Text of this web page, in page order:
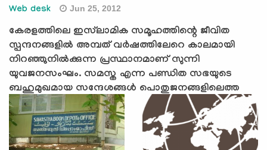
Web desk Jun 25, 2012
കേരളത്തിലെ ഇസ്‌ലാമിക സമൂഹത്തിന്റെ ജീവിത
സ്പന്ദനങ്ങളില്‍ അമ്പത് വര്‍ഷത്തിലേറെ കാലമായി
നിറഞ്ഞുനില്‍ക്കുന്ന പ്രസ്ഥാനമാണ് സുന്നി
യുവജനസംഘം. സമസ്ത എന്ന പണ്ഡിത സഭയുടെ
ബഹുമുഖമായ സന്ദേശങ്ങള്‍ പൊതുജനങ്ങളിലെത്ത